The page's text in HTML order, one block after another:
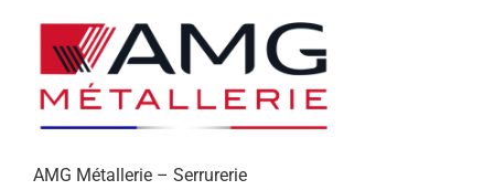
AMG Métallerie – Serrurerie